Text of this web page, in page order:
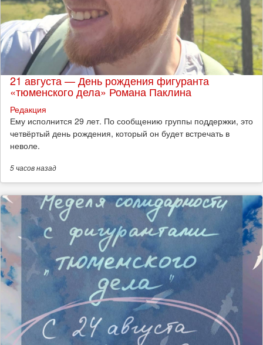
21 августа — День рождения фигуранта
«тюменского дела» Романа Паклина
Редакция
Ему исполнится 29 лет. По сообщению группы поддержки, это
четвёртый день рождения, который он будет встречать в
неволе.
5 часовназад